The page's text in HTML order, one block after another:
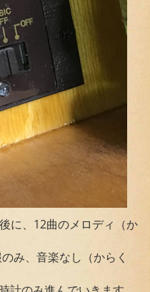
に、12曲のメロディ（か
み、音楽なし（からく